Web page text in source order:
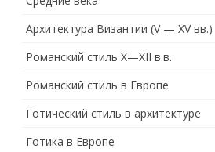
Архитектура Византии (V — XV вв.)
Романский стиль X—XII в.в.
Романский стиль в Европе
Готический стиль в архитектуре
Готика в Европе